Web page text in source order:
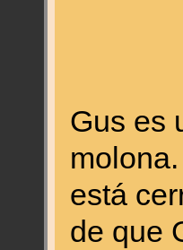
Gus es
está
de que